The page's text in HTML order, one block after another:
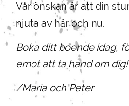
Vår önskan är att din
njuta av här och nu.
Boka ditt boende idag,
emot att ta hand om dig!
/Maria och Peter